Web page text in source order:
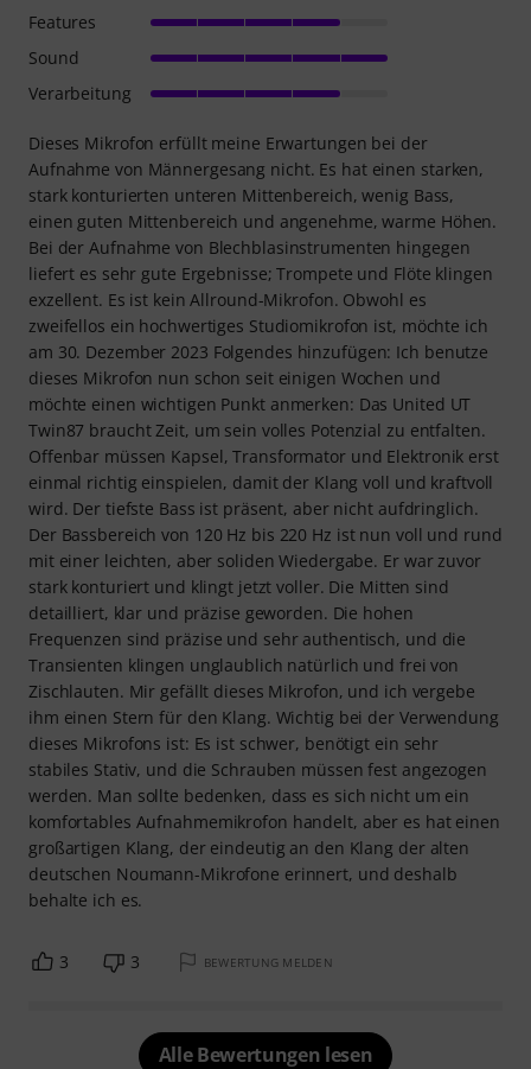
Dieses Mikrofon erfüllt meine Erwartungen bei der
Aufnahme von Männergesang nicht. Es hat einen starken,
stark konturierten unteren Mittenbereich, wenig Bass,
einen guten Mittenbereich und angenehme, warme Höhen.
Bei der Aufnahme von Blechblasinstrumenten hingegen
liefert es sehr gute Ergebnisse; Trompete und Flöte klingen
exzellent. Es ist kein Allround-Mikrofon. Obwohl es
zweifellos ein hochwertiges Studiomikrofon ist, möchte ich
am 30. Dezember 2023 Folgendes hinzufügen: Ich benutze
dieses Mikrofon nun schon seit einigen Wochen und
möchte einen wichtigen Punkt anmerken: Das United UT
Twin87 braucht Zeit, um sein volles Potenzial zu entfalten.
Offenbar müssen Kapsel, Transformator und Elektronik erst
einmal richtig einspielen, damit der Klang voll und kraftvoll
wird. Der tiefste Bass ist präsent, aber nicht aufdringlich.
Der Bassbereich von 120 Hz bis 220 Hz ist nun voll und rund
mit einer leichten, aber soliden Wiedergabe. Er war zuvor
stark konturiert und klingt jetzt voller. Die Mitten sind
detailliert, klar und präzise geworden. Die hohen
Frequenzen sind präzise und sehr authentisch, und die
Transienten klingen unglaublich natürlich und frei von
Zischlauten. Mir gefällt dieses Mikrofon, und ich vergebe
ihm einen Stern für den Klang. Wichtig bei der Verwendung
dieses Mikrofons ist: Es ist schwer, benötigt ein sehr
stabiles Stativ, und die Schrauben müssen fest angezogen
werden. Man sollte bedenken, dass es sich nicht um ein
komfortables Aufnahmemikrofon handelt, aber es hat einen
großartigen Klang, der eindeutig an den Klang der alten
deutschen Noumann-Mikrofone erinnert, und deshalb
behalte ich es.
Features
Sound
Verarbeitung
3 3 BEWERTUNG MELDEN
Alle Bewertungen lesen